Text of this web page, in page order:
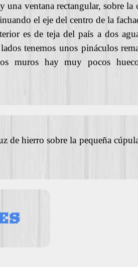
una ventana rectangular, sobre la
el eje del centro de la
es de teja del país a dos
tenemos unos pináculos
muros hay muy pocos
de hierro sobre la pequeña